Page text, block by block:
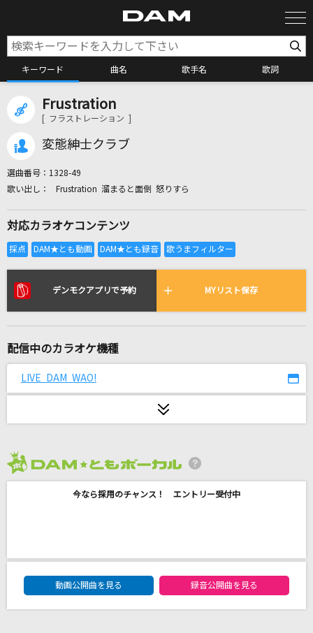
キーワード 曲名 歌手名 歌詞
全国りれき
リアルタイムで歌われている曲の一覧
少女レイ
壊れかけのRadio
Catch the Rainbow!
Frustration
[ フラストレーション ]
変態紳士クラブ
選曲番号： 1328-49
Frustration 溜まると面倒 怒りすら
対応カラオケコンテンツ
デンモクアプリで予約 MYリスト保存
配信中のカラオケ機種
LIVE DAM WAO!
今なら採用のチャンス！ エントリー受付中
DAM★ともボーカルエントリーランキング
動画公開曲を見る
録音公開曲を見る